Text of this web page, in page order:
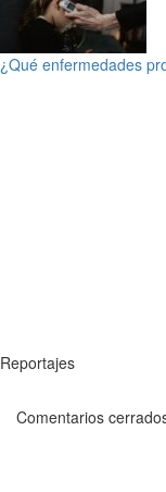
¿Qué enfermedades
Reportajes
Comentarios